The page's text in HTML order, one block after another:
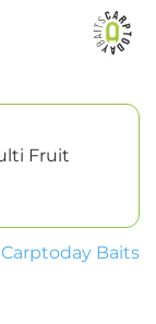
Fruit
Carptoday Baits